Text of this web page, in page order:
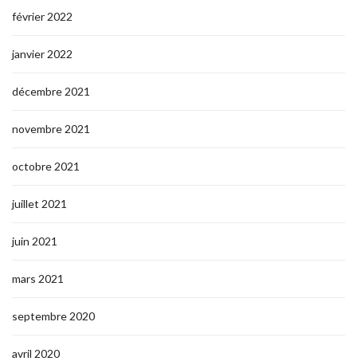
février 2022
janvier 2022
décembre 2021
novembre 2021
octobre 2021
juillet 2021
juin 2021
mars 2021
septembre 2020
avril 2020